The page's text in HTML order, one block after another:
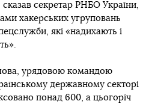
секретар РНБО України,
хакерських угруповань
які «надихають і
урядовою командою
державному секторі
понад 600, а цьогоріч